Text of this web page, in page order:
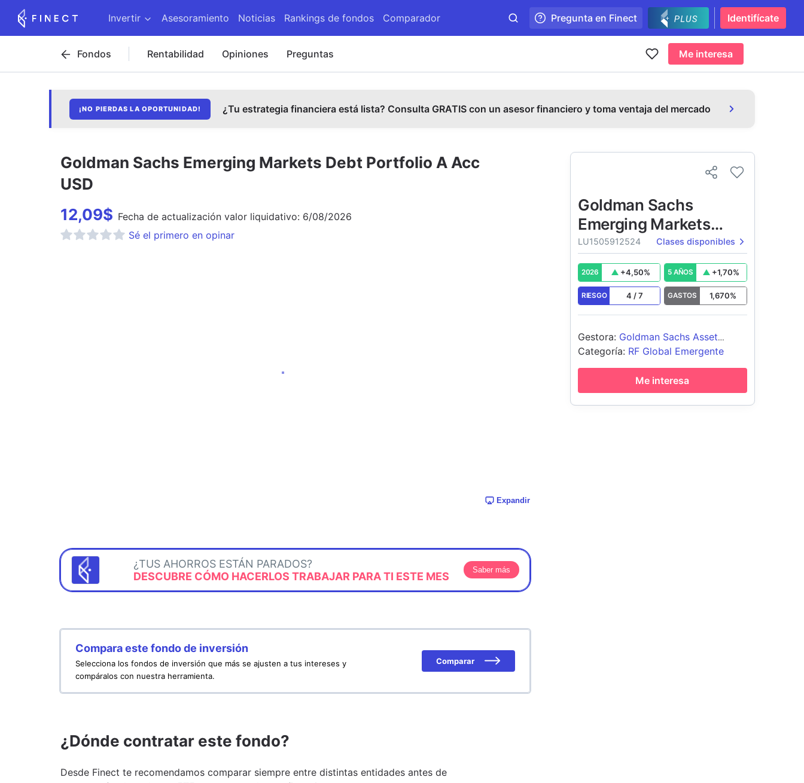
Invertir Asesoramiento Noticias Rankings de fondos Comparador Pregunta en Finect Identifícate
Fondos Rentabilidad Opiniones Preguntas Me interesa
¡NO PIERDAS LA OPORTUNIDAD! ¿Tu estrategia financiera está lista? Consulta GRATIS con un asesor financiero y toma ventaja del mercado
Goldman Sachs Emerging Markets Debt Portfolio A Acc
USD
12,09$ Fecha de actualización valor liquidativo: 6/08/2026
Sé el primero en opinar
Expandir
¿TUS AHORROS ESTÁN PARADOS?
DESCUBRE CÓMO HACERLOS TRABAJAR PARA TI ESTE MES
Saber más
Compara este fondo de inversión
Selecciona los fondos de inversión que más se ajusten a tus intereses y
compáralos con nuestra herramienta.
Comparar
¿Dónde contratar este fondo?
Desde Finect te recomendamos comparar siempre entre distintas entidades antes de
Goldman Sachs
Emerging Markets
Debt Portfolio
LU1505912524 Clases disponibles
2026 +4,50% 5 AÑOS +1,70%
RIESGO 4 /7 GASTOS 1,670%
Gestora: Goldman Sachs Asset
Management B.V.
Categoría: RF Global Emergente
Me interesa